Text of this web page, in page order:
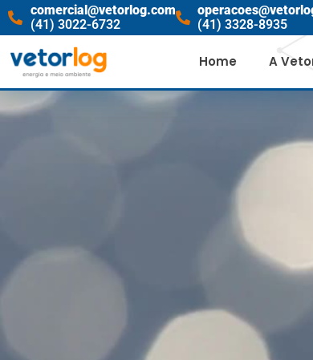
comercial@vetorlog.com
(41) 3022-6732
(41) 3328-8935
Home A